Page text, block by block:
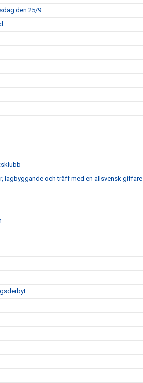
den 25/9
lagbyggande och träff med en allsvensk giffare